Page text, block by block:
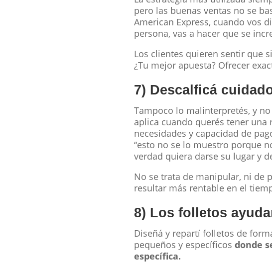
pero las buenas ventas no se
American Express, cuando vos
persona, vas a hacer que se
Los clientes quieren sentir que
¿Tu mejor apuesta? Ofrecer
7) Descalficá
Tampoco lo malinterpretés, y
aplica cuando querés tener una
necesidades y capacidad de
“esto no se lo muestro porque
verdad quiera darse su lugar y
No se trata de manipular, ni de
resultar más rentable en el
8) Los folletos
Diseñá y repartí folletos de
pequeños y específicos donde
específica.